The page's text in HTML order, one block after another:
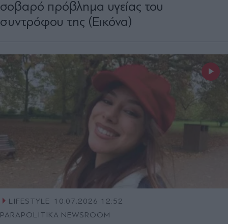
σοβαρό πρόβλημα υγείας του
συντρόφου της (Εικόνα)
LIFESTYLE 10.07.2026 12:52
PARAPOLITIKA NEWSROOM